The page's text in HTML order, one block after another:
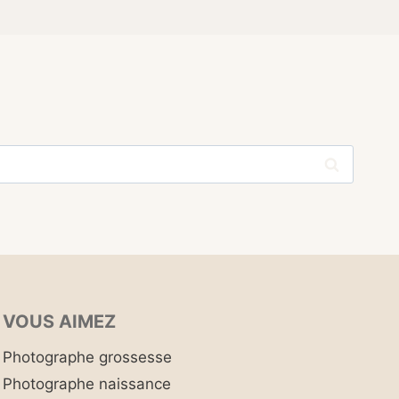
VOUS AIMEZ
Photographe grossesse
Photographe naissance